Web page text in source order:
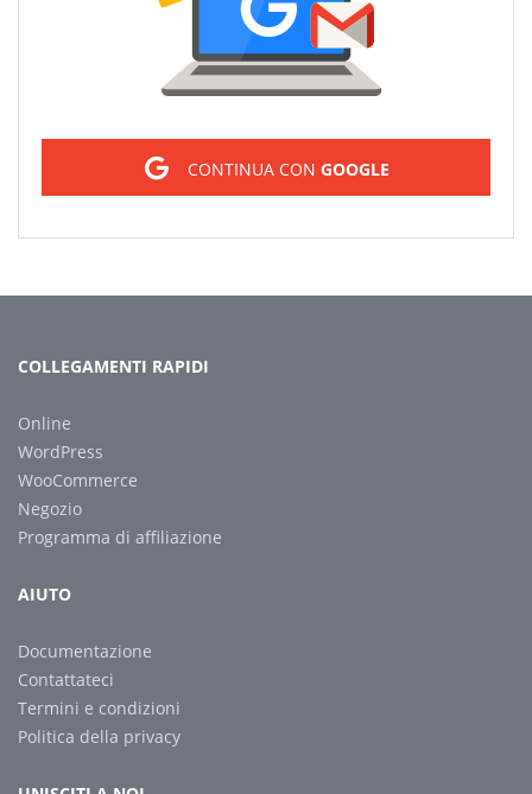
CONTINUA CON GOOGLE
COLLEGAMENTI RAPIDI
Online
WordPress
WooCommerce
Negozio
Programma di affiliazione
AIUTO
Documentazione
Contattateci
Termini e condizioni
Politica della privacy